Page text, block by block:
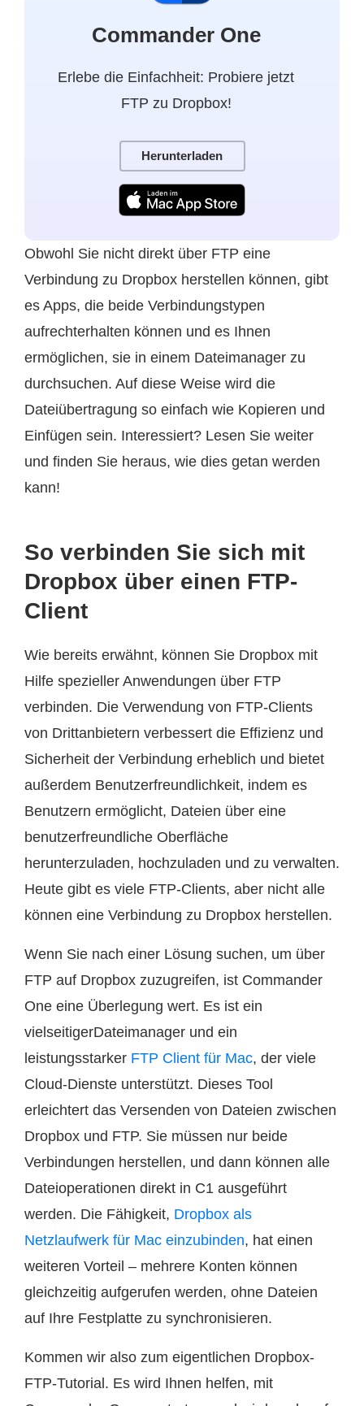
Commander One
Erlebe die Einfachheit: Probiere jetzt
FTP zu Dropbox!
Herunterladen
Obwohl Sie nicht direkt über FTP eine
Verbindung zu Dropbox herstellen können, gibt
es Apps, die beide Verbindungstypen
aufrechterhalten können und es Ihnen
ermöglichen, sie in einem Dateimanager zu
durchsuchen. Auf diese Weise wird die
Dateiübertragung so einfach wie Kopieren und
Einfügen sein. Interessiert? Lesen Sie weiter
und finden Sie heraus, wie dies getan werden
kann!
So verbinden Sie sich mit
Dropbox über einen FTP-
Client
Wie bereits erwähnt, können Sie Dropbox mit
Hilfe spezieller Anwendungen über FTP
verbinden. Die Verwendung von FTP-Clients
von Drittanbietern verbessert die Effizienz und
Sicherheit der Verbindung erheblich und bietet
außerdem Benutzerfreundlichkeit, indem es
Benutzern ermöglicht, Dateien über eine
benutzerfreundliche Oberfläche
herunterzuladen, hochzuladen und zu verwalten.
Heute gibt es viele FTP-Clients, aber nicht alle
können eine Verbindung zu Dropbox herstellen.
Wenn Sie nach einer Lösung suchen, um über
FTP auf Dropbox zuzugreifen, ist Commander
One eine Überlegung wert. Es ist ein
vielseitigerDateimanager und ein
leistungsstarker FTP Client für Mac, der viele
Cloud-Dienste unterstützt. Dieses Tool
erleichtert das Versenden von Dateien zwischen
Dropbox und FTP. Sie müssen nur beide
Verbindungen herstellen, und dann können alle
Dateioperationen direkt in C1 ausgeführt
werden. Die Fähigkeit, Dropbox als
Netzlaufwerk für Mac einzubinden, hat einen
weiteren Vorteil – mehrere Konten können
gleichzeitig aufgerufen werden, ohne Dateien
auf Ihre Festplatte zu synchronisieren.
Kommen wir also zum eigentlichen Dropbox-
FTP-Tutorial. Es wird Ihnen helfen, mit